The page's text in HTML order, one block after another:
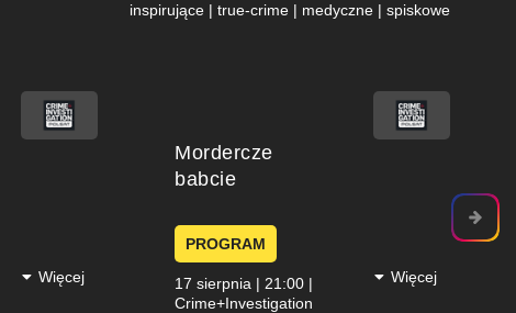
inspirujące | true-crime | medyczne | spiskowe
Więcej
Mordercze
babcie
Więcej
PROGRAM
17 sierpnia | 21:00 |
Crime+Investigation